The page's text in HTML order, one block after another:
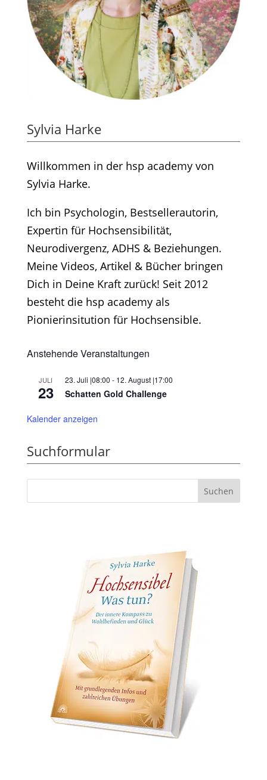
Sylvia Harke
Willkommen in der hsp academy von
Sylvia Harke.
Ich bin Psychologin, Bestsellerautorin,
Expertin für Hochsensibilität,
Neurodivergenz, ADHS & Beziehungen.
Meine Videos, Artikel & Bücher bringen
Dich in Deine Kraft zurück! Seit 2012
besteht die hsp academy als
Pionierinsitution für Hochsensible.
Anstehende Veranstaltungen
JULI
23
23. Juli |08:00 - 12. August |17:00
Schatten Gold Challenge
Kalender anzeigen
Suchformular